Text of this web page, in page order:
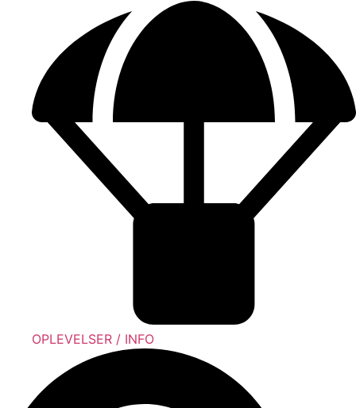
OPLEVELSER / INFO